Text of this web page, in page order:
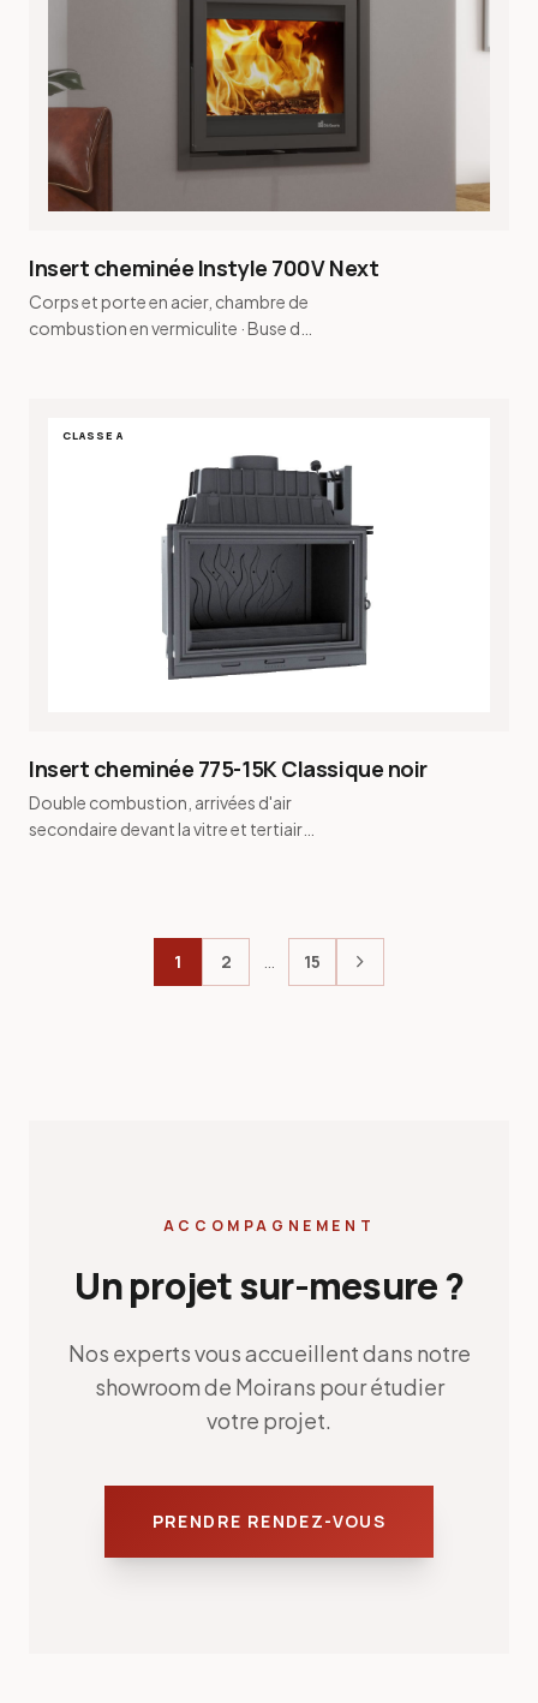
Insert cheminée Instyle 700V Next
Corps et porte en acier, chambre de
combustion en vermiculite · Buse de
CLASSE A
Insert cheminée 775-15K Classique noir
Double combustion, arrivées d'air
secondaire devant la vitre et tertiaire
1 2 … 15 chevron_right
ACCOMPAGNEMENT
Un projet sur-mesure ?
Nos experts vous accueillent dans notre
showroom de Moirans pour étudier
votre projet.
PRENDRE RENDEZ-VOUS